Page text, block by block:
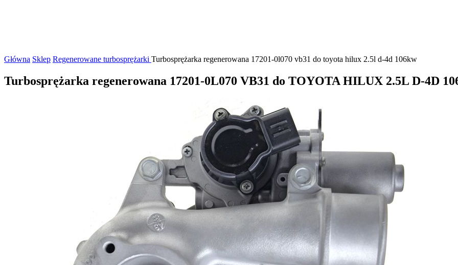
Główna Sklep Regenerowane turbosprężarki Turbosprężarka regenerowana 17201-0l070 vb31 do toyota hilux 2.5l d-4d 106kw
Turbosprężarka regenerowana 17201-0L070 VB31 do TOYOTA HILUX 2.5L D-4D